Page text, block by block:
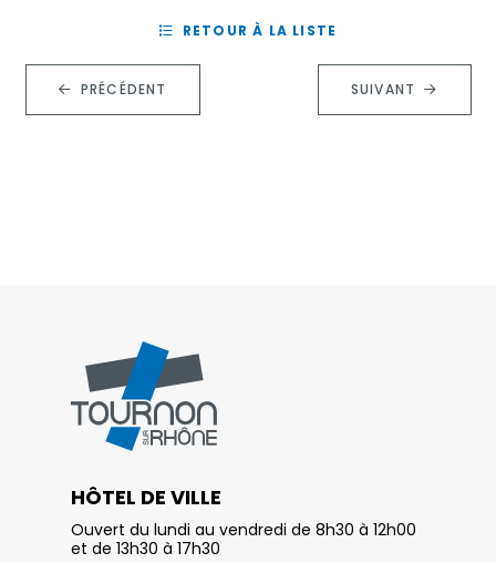
PRÉCÉDENT
RETOUR À LA LISTE
SUIVANT
HÔTEL DE VILLE
Ouvert du lundi au vendredi de 8h30 à 12h00
et de 13h30 à 17h30